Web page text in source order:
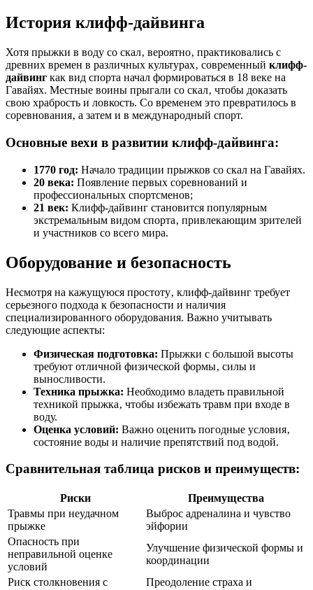
История клифф-дайвинга
Хотя прыжки в воду со скал‚ вероятно‚ практиковались с
древних времен в различных культурах‚ современный клифф-
дайвинг как вид спорта начал формироваться в 18 веке на
Гавайях. Местные воины прыгали со скал‚ чтобы доказать
свою храбрость и ловкость. Со временем это превратилось в
соревнования‚ а затем и в международный спорт.
Основные вехи в развитии клифф-дайвинга:
1770 год: Начало традиции прыжков со скал на Гавайях.
20 века: Появление первых соревнований и
профессиональных спортсменов;
21 век: Клифф-дайвинг становится популярным
экстремальным видом спорта‚ привлекающим зрителей
и участников со всего мира.
Оборудование и безопасность
Несмотря на кажущуюся простоту‚ клифф-дайвинг требует
серьезного подхода к безопасности и наличия
специализированного оборудования. Важно учитывать
следующие аспекты:
Физическая подготовка: Прыжки с большой высоты
требуют отличной физической формы‚ силы и
выносливости.
Техника прыжка: Необходимо владеть правильной
техникой прыжка‚ чтобы избежать травм при входе в
воду.
Оценка условий: Важно оценить погодные условия‚
состояние воды и наличие препятствий под водой.
Сравнительная таблица рисков и преимуществ:
Риски
Преимущества
Травмы при неудачном
прыжке
Выброс адреналина и чувство
эйфории
Опасность при
неправильной оценке
условий
Улучшение физической формы и
координации
Риск столкновения с
Преодоление страха и